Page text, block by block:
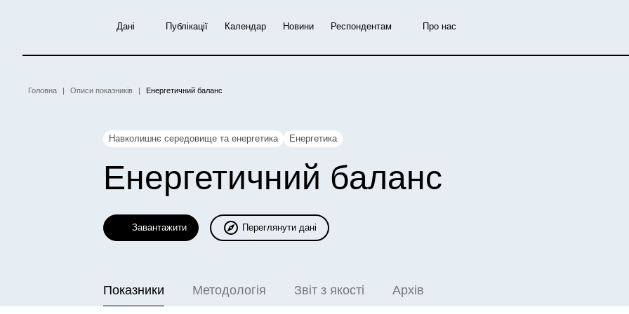
Дані Публікації Календар Новини Респондентам Про нас
Рядок
навіґації
Головна Описи показників Енергетичний баланс
Навколишнє середовище та енергетика Енергетика
Енергетичний баланс
Завантажити Переглянути дані
Показники
(активна вкладка)
Методологія Звіт з якості Архів